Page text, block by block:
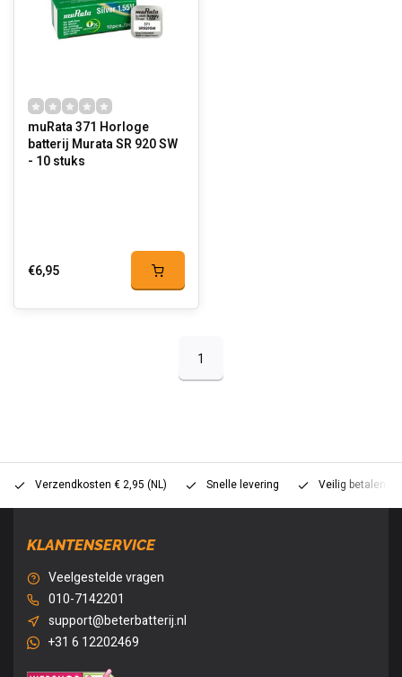
muRata 371 Horloge
batterij Murata SR 920 SW
- 10 stuks
€6,95
1
Verzendkosten € 2,95 (NL) Snelle levering Veilig betalen
KLANTENSERVICE
Veelgestelde vragen
010-7142201
support@beterbatterij.nl
+31 6 12202469